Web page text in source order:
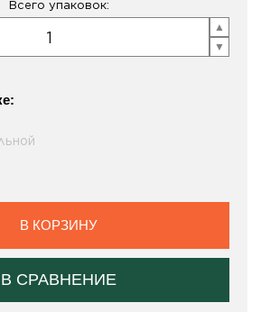
Всего упаковок:
В КОРЗИНУ
В СРАВНЕНИЕ